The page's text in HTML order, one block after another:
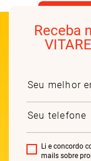
Receba
Li e concordo
mails sobre